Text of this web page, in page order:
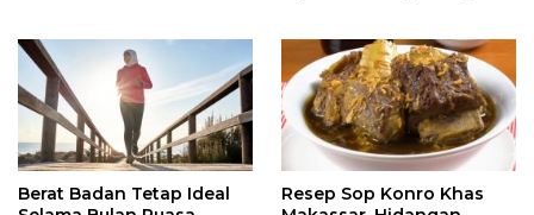
Berat Badan Tetap Ideal
Resep Sop Konro Khas